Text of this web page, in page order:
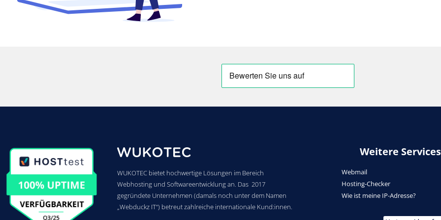
WUKOTEC bietet hochwertige Lösungen im Bereich
Webhosting und Softwareentwicklung an. Das 2017
gegründete Unternehmen (damals noch unter dem Namen
„Webduckz IT“) betreut zahlreiche internationale Kund:innen.
Weitere
Webmail
Hosting-Checker
Wie ist meine IP-Adresse?